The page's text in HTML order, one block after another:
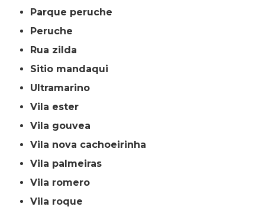
parque peruche
peruche
rua zilda
sitio mandaqui
ultramarino
vila ester
vila gouvea
vila nova cachoeirinha
vila palmeiras
vila romero
vila roque